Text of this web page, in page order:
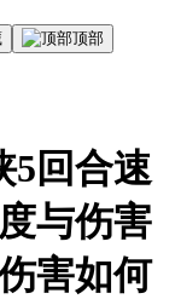
顶部
5回合速
与伤害
害如何